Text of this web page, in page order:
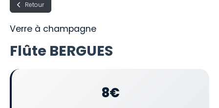
Retour
Verre à champagne
Flûte BERGUES
8€